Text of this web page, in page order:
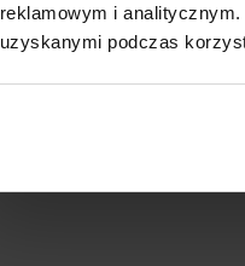
reklamowym i
uzyskanymi podczas